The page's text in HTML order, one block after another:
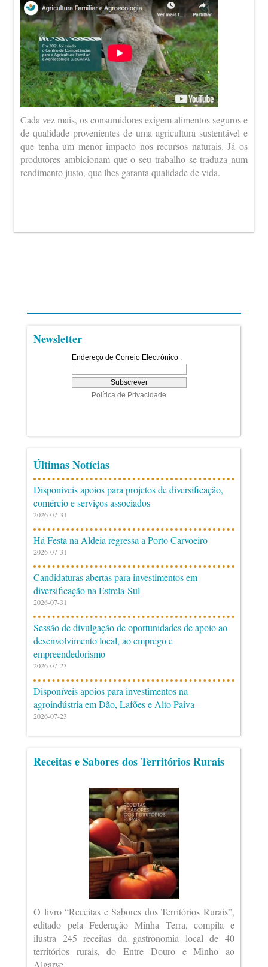
Cada vez mais, os consumidores exigem alimentos seguros e
de qualidade provenientes de uma agricultura sustentável e
que tenha um menor impacto nos recursos naturais. Já os
produtores ambicionam que o seu trabalho se traduza num
rendimento justo, que lhes garanta qualidade de vida.
Newsletter
Últimas Notícias
Disponíveis apoios para projetos de diversificação,
comércio e serviços associados
2026-07-31
Há Festa na Aldeia regressa a Porto Carvoeiro
2026-07-31
Candidaturas abertas para investimentos em
diversificação na Estrela-Sul
2026-07-31
Sessão de divulgação de oportunidades de apoio ao
desenvolvimento local, ao emprego e
empreendedorismo
2026-07-23
Disponíveis apoios para investimentos na
agroindústria em Dão, Lafões e Alto Paiva
2026-07-23
Receitas e Sabores dos Territórios Rurais
O livro “Receitas e Sabores dos Territórios Rurais”,
editado pela Federação Minha Terra, compila e
ilustra 245 receitas da gastronomia local de 40
territórios rurais, do Entre Douro e Minho ao
Algarve.